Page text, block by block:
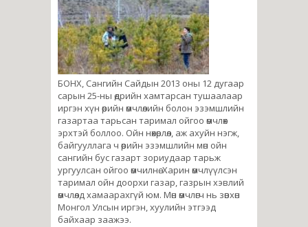
БОНХ, Сангийн Сайдын 2013 оны 12 дугаар
сарын 25-ны өдрийн хамтарсан тушаалаар
иргэн хүн өөрийн өмчлөлийн болон эзэмшлийн
газартаа тарьсан таримал ойгоо өмчлөх
эрхтэй боллоо. Ойн нөхөрлөл, аж ахуйн нэгж,
байгууллага ч өөрийн эзэмшлийн мөн ойн
сангийн бус газарт зориудаар тарьж
ургуулсан ойгоо өмчилнө. Харин өмчлүүлсэн
таримал ойн доорхи газар, газрын хэвлий
өмчлөлд хамаарахгүй юм. Мөн өмчлөгч нь зөвхөн
Монгол Улсын иргэн, хуулийн этгээд
байхаар заажээ.